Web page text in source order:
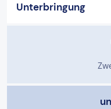
Unterbringung